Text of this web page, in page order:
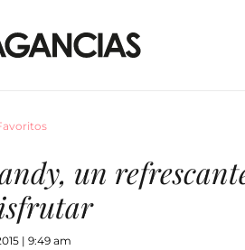
un
| 9:49 am